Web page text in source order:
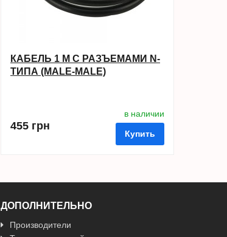
КАБЕЛЬ 1 М С РАЗЪЕМАМИ N-
ТИПА (MALE-MALE)
455 грн
в наличии
Купить
в избранные сравнить
ДОПОЛНИТЕЛЬНО
Производители